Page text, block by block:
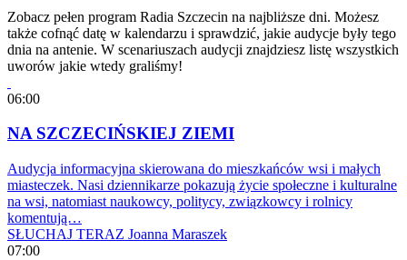
Zobacz pełen program Radia Szczecin na najbliższe dni. Możesz
także cofnąć datę w kalendarzu i sprawdzić, jakie audycje były tego
dnia na antenie. W scenariuszach audycji znajdziesz listę wszystkich
uworów jakie wtedy graliśmy!
06:00
NA SZCZECIŃSKIEJ ZIEMI
Audycja informacyjna skierowana do mieszkańców wsi i małych
miasteczek. Nasi dziennikarze pokazują życie społeczne i kulturalne
na wsi, natomiast naukowcy, politycy, związkowcy i rolnicy
komentują…
SŁUCHAJ TERAZ Joanna Maraszek
07:00